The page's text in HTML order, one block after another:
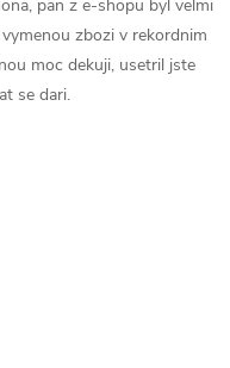
pan z e-shopu byl velmi
zbozi v rekordnim
moc dekuji, usetril jste
se dari.